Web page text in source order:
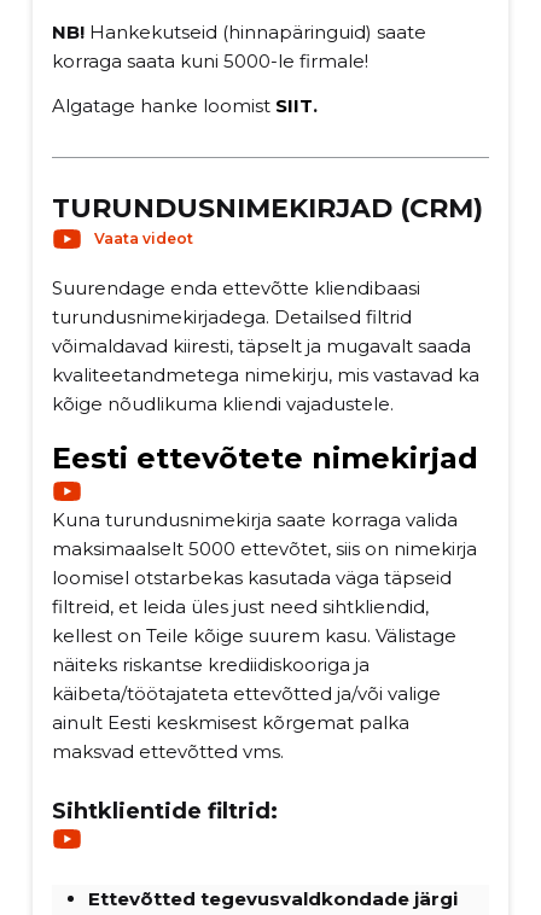
NB! Hankekutseid (hinnapäringuid) saate
korraga saata kuni 5000-le firmale!
Algatage hanke loomist SIIT.
TURUNDUSNIMEKIRJAD (CRM)
Vaata videot
Suurendage enda ettevõtte kliendibaasi
turundusnimekirjadega. Detailsed filtrid
võimaldavad kiiresti, täpselt ja mugavalt saada
kvaliteetandmetega nimekirju, mis vastavad ka
kõige nõudlikuma kliendi vajadustele.
Eesti ettevõtete nimekirjad
Kuna turundusnimekirja saate korraga valida
maksimaalselt 5000 ettevõtet, siis on nimekirja
loomisel otstarbekas kasutada väga täpseid
filtreid, et leida üles just need sihtkliendid,
kellest on Teile kõige suurem kasu. Välistage
näiteks riskantse krediidiskooriga ja
käibeta/töötajateta ettevõtted ja/või valige
ainult Eesti keskmisest kõrgemat palka
maksvad ettevõtted vms.
Sihtklientide filtrid:
Ettevõtted tegevusvaldkondade järgi